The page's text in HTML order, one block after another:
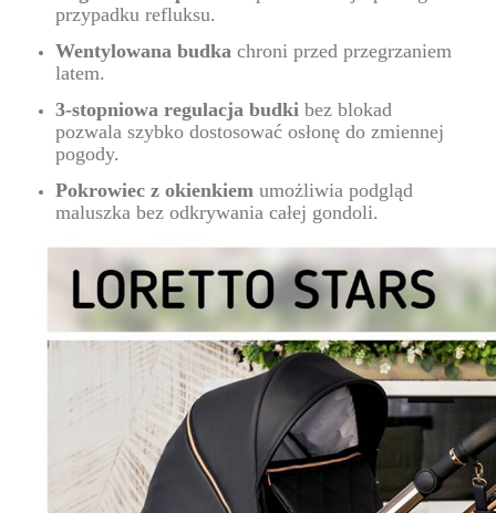
przypadku refluksu.
Wentylowana budka chroni przed przegrzaniem
latem.
3-stopniowa regulacja budki bez blokad
pozwala szybko dostosować osłonę do zmiennej
pogody.
Pokrowiec z okienkiem umożliwia podgląd
maluszka bez odkrywania całej gondoli.